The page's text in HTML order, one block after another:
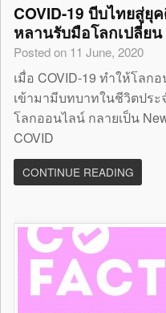
COVID-19 บีบไทยสู่ยุ
หลานรับมือโลกเปลี่ยน
Posted on 11 June, 2020
เมื่อ COVID-19 ทำให้โลก
เข้ามามีบทบาทในชีวิตประ
โลกออนไลน์ กลายเป็น
COVID
CONTINUE READING